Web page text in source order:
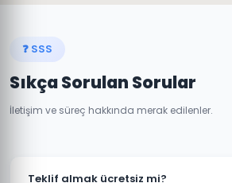
❓ SSS
Sıkça Sorulan Sorular
İletişim ve süreç hakkında merak edilenler.
Teklif almak ücretsiz mi?